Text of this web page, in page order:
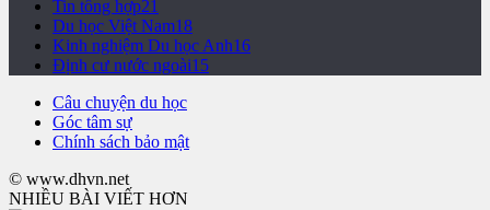
Tin tổng hợp21
Du học Việt Nam18
Kinh nghiệm Du học Anh16
Định cư nước ngoài15
Câu chuyện du học
Góc tâm sự
Chính sách bảo mật
© www.dhvn.net
NHIỀU BÀI VIẾT HƠN